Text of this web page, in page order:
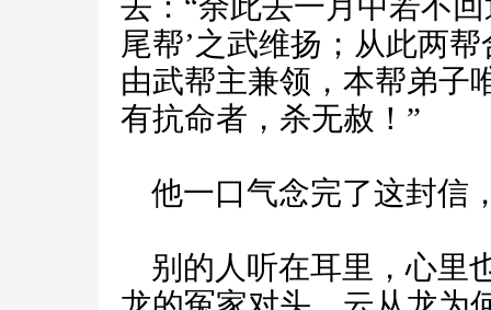
尾帮’之武维扬；从此两
由武帮主兼领，本帮弟子
有抗命者，杀无赦！”
他一口气念完了这封信
别的人听在耳里，心里